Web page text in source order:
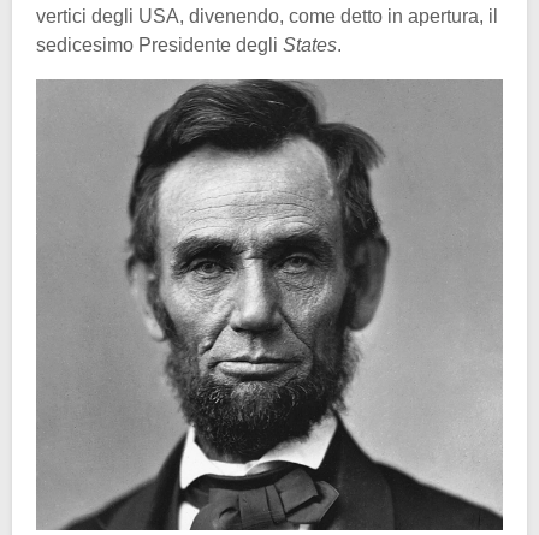
vertici degli USA, divenendo, come detto in apertura, il
sedicesimo Presidente degli States.